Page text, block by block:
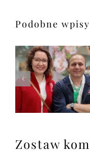
Podobne wpisy
🌸 Róże
pastelowe
Zostaw